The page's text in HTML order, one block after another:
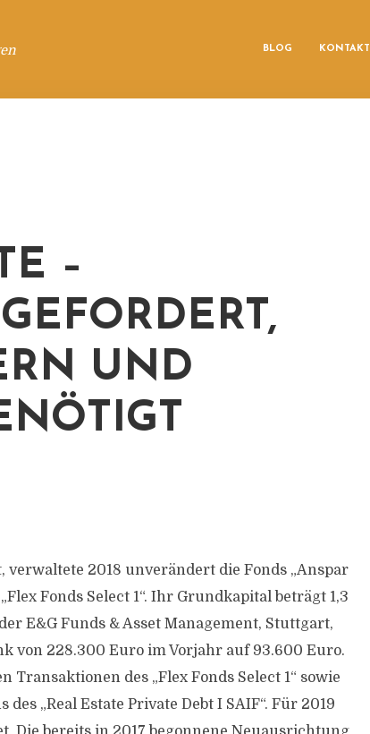
BLOG KONTAKT
–
UND
verwaltete 2018 unverändert die Fonds „Anspar
Fonds Select 1“. Ihr Grundkapital beträgt 1,3
E&G Funds & Asset Management, Stuttgart,
von 228.300 Euro im Vorjahr auf 93.600 Euro.
des „Flex Fonds Select 1“ sowie
„Real Estate Private Debt I SAIF“. Für 2019